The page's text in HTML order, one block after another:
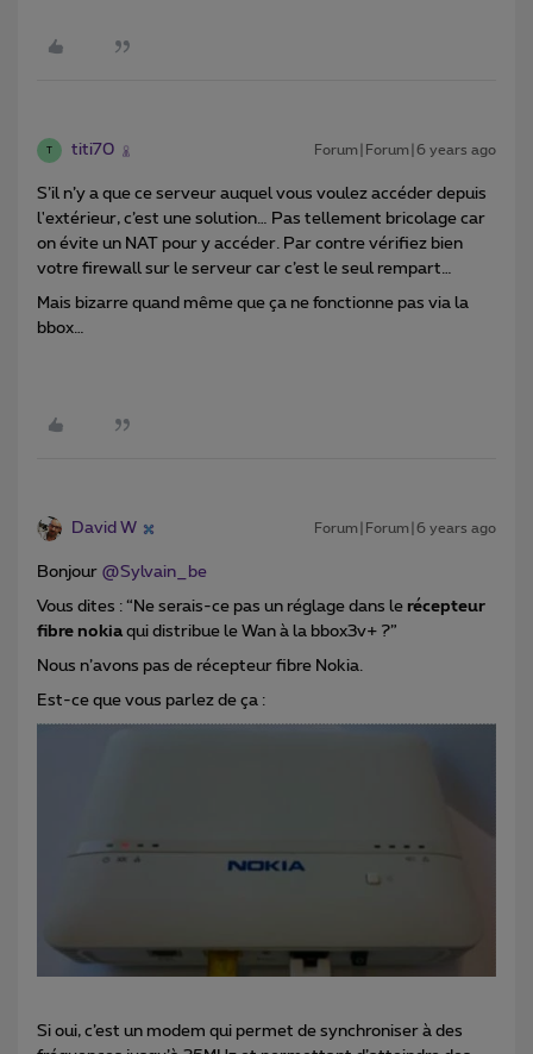
T titi70 Forum|Forum|6 years ago
S’il n’y a que ce serveur auquel vous voulez accéder depuis
l'extérieur, c’est une solution… Pas tellement bricolage car
on évite un NAT pour y accéder. Par contre vérifiez bien
votre firewall sur le serveur car c’est le seul rempart…
Mais bizarre quand même que ça ne fonctionne pas via la
bbox…
David W Forum|Forum|6 years ago
Bonjour @Sylvain_be
Vous dites : “Ne serais-ce pas un réglage dans le récepteur
fibre nokia qui distribue le Wan à la bbox3v+ ?”
Nous n’avons pas de récepteur fibre Nokia.
Est-ce que vous parlez de ça :
Si oui, c’est un modem qui permet de synchroniser à des